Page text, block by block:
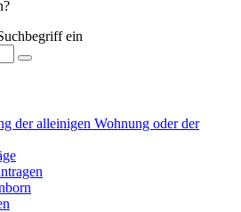
ein
der alleinigen Wohnung oder der